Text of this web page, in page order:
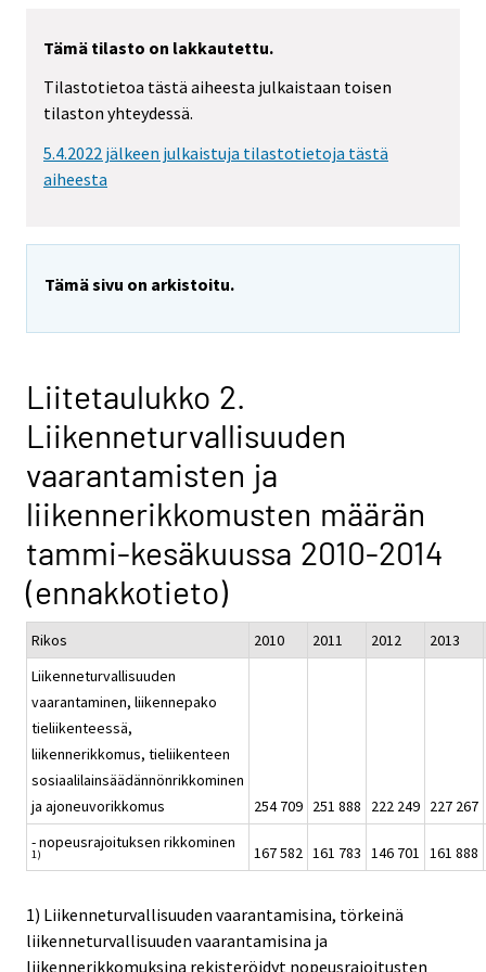
Tämä tilasto on lakkautettu.
Tilastotietoa tästä aiheesta julkaistaan toisen
tilaston yhteydessä.
5.4.2022 jälkeen julkaistuja tilastotietoja tästä
aiheesta
Tämä sivu on arkistoitu.
Liitetaulukko 2.
Liikenneturvallisuuden
vaarantamisten ja
liikennerikkomusten määrän
tammi-kesäkuussa 2010-2014
(ennakkotieto)
Rikos 2010 2011 2012
2013
Liikenneturvallisuuden
vaarantaminen, liikennepako
tieliikenteessä,
liikennerikkomus, tieliikenteen
sosiaalilainsäädännönrikkominen
ja ajoneuvorikkomus
254 709 251 888 222 249 227 267
- nopeusrajoituksen rikkominen
1) 167 582 161 783 146 701 161 888
1) Liikenneturvallisuuden vaarantamisina, törkeinä
liikenneturvallisuuden vaarantamisina ja
liikennerikkomuksina rekisteröidyt nopeusrajoitusten